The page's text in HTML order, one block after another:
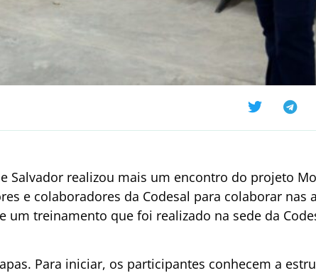
Salvador realizou mais um encontro do projeto
e colaboradores da Codesal para colaborar nas
um treinamento que foi realizado na sede da
Para iniciar, os participantes conhecem a